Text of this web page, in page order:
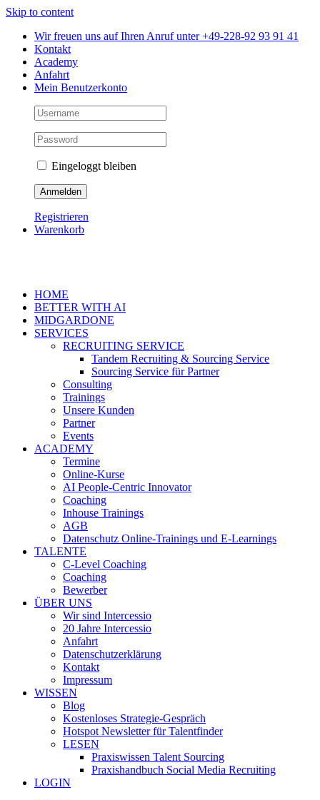
Skip to content
Wir freuen uns auf Ihren Anruf unter +49-228-92 93 91 41
Kontakt
Academy
Anfahrt
Mein Benutzerkonto
Eingeloggt bleiben
Registrieren
Warenkorb
HOME
BETTER WITH AI
MIDGARDONE
SERVICES
RECRUITING SERVICE
Tandem Recruiting & Sourcing Service
Sourcing Service für Partner
Consulting
Trainings
Unsere Kunden
Partner
Events
ACADEMY
Termine
Online-Kurse
AI People-Centric Innovator
Coaching
Inhouse Trainings
AGB
Datenschutz Online-Trainings und E-Learnings
TALENTE
C-Level Coaching
Coaching
Bewerber
ÜBER UNS
Wir sind Intercessio
20 Jahre Intercessio
Anfahrt
Datenschutzerklärung
Kontakt
Impressum
WISSEN
Blog
Kostenloses Strategie-Gespräch
Hotspot Newsletter für Talentfinder
LESEN
Praxiswissen Talent Sourcing
Praxishandbuch Social Media Recruiting
LOGIN